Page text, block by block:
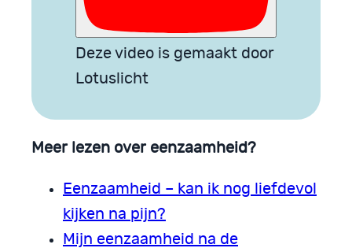
Deze video is gemaakt door
Lotuslicht
Meer lezen over eenzaamheid?
Eenzaamheid – kan ik nog liefdevol
kijken na pijn?
Mijn eenzaamheid na de